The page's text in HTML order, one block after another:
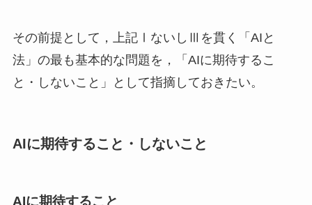
その前提として，上記ⅠないしⅢを貫く「AIと
法」の最も基本的な問題を，「AIに期待するこ
と・しないこと」として指摘しておきたい。
AIに期待すること・しないこと
AIに期待すること